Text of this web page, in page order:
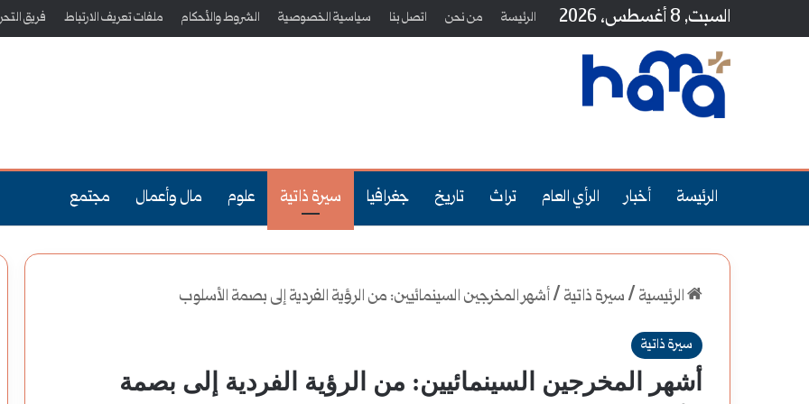
السبت, 8 أغسطس، 2026 الرئيسة من نحن اتصل بنا سياسية الخصوصية الشروط والأحكام ملفات تعريف الارتباط فريق
الرئيسة أخبار الرأي العام تراث تاريخ جغرافيا سيرة ذاتية علوم مال وأعمال مجتمع
الرئيسية /سيرة ذاتية /أشهر المخرجين السينمائيين: من الرؤية الفردية إلى بصمة الأسلوب
سيرة ذاتية
أشهر المخرجين السينمائيين: من الرؤية الفردية إلى بصمة